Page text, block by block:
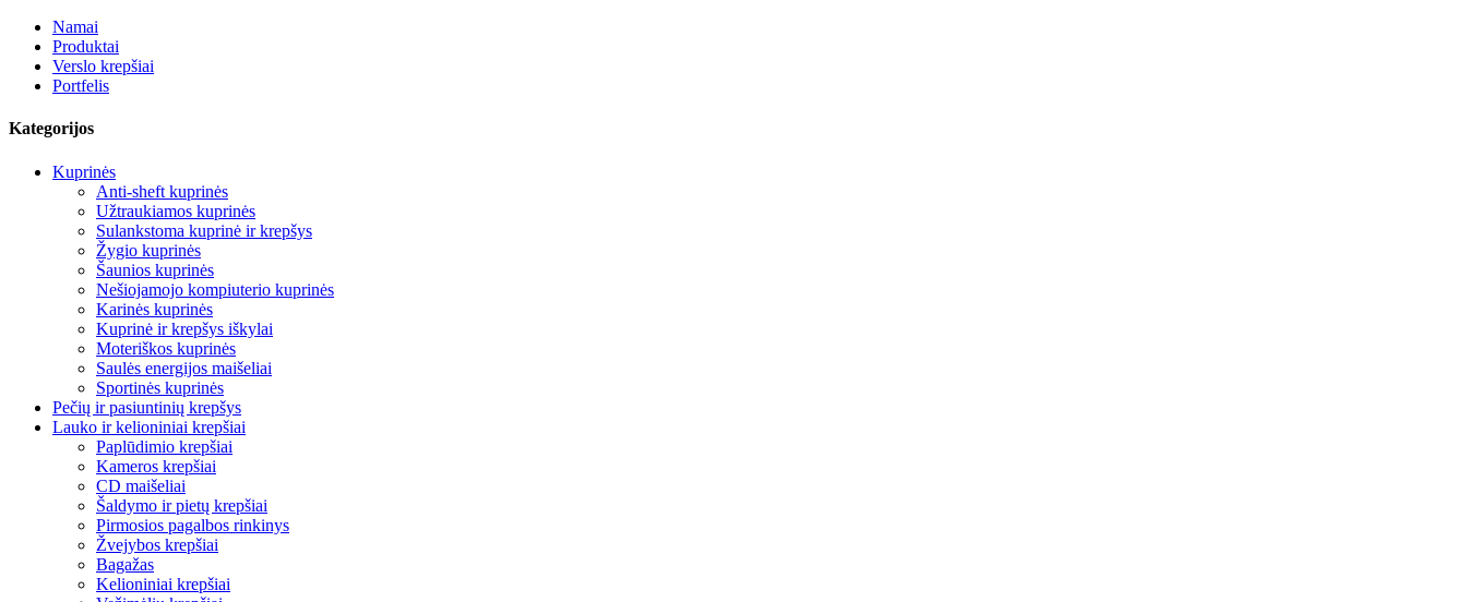
Namai
Produktai
Verslo krepšiai
Portfelis
Kategorijos
Kuprinės
Anti-sheft kuprinės
Užtraukiamos kuprinės
Sulankstoma kuprinė ir krepšys
Žygio kuprinės
Šaunios kuprinės
Nešiojamojo kompiuterio kuprinės
Karinės kuprinės
Kuprinė ir krepšys iškylai
Moteriškos kuprinės
Saulės energijos maišeliai
Sportinės kuprinės
Pečių ir pasiuntinių krepšys
Lauko ir kelioniniai krepšiai
Paplūdimio krepšiai
Kameros krepšiai
CD maišeliai
Šaldymo ir pietų krepšiai
Pirmosios pagalbos rinkinys
Žvejybos krepšiai
Bagažas
Kelioniniai krepšiai